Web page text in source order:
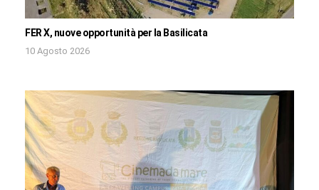
FER X, nuove opportunità per la Basilicata
10 Agosto 2026